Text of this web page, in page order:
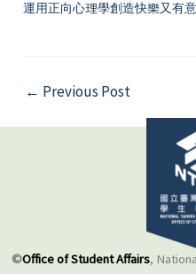
運用正向心理學創造快樂又有
← Previous Post
©Office of Student Affairs,